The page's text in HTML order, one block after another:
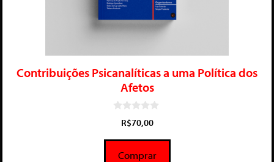
Contribuições Psicanalíticas a uma Política dos
Afetos
5
R$70,00
Comprar